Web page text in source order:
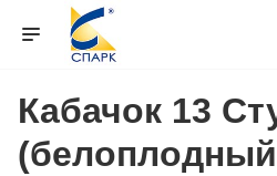
Кабачок 13